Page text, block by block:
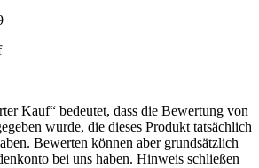
Kauf“ bedeutet, dass die Bewertung von
wurde, die dieses Produkt tatsächlich
Bewerten können aber grundsätzlich
bei uns haben. Hinweis schließen